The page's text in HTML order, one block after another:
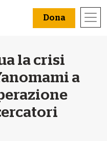
Dona
la crisi
a